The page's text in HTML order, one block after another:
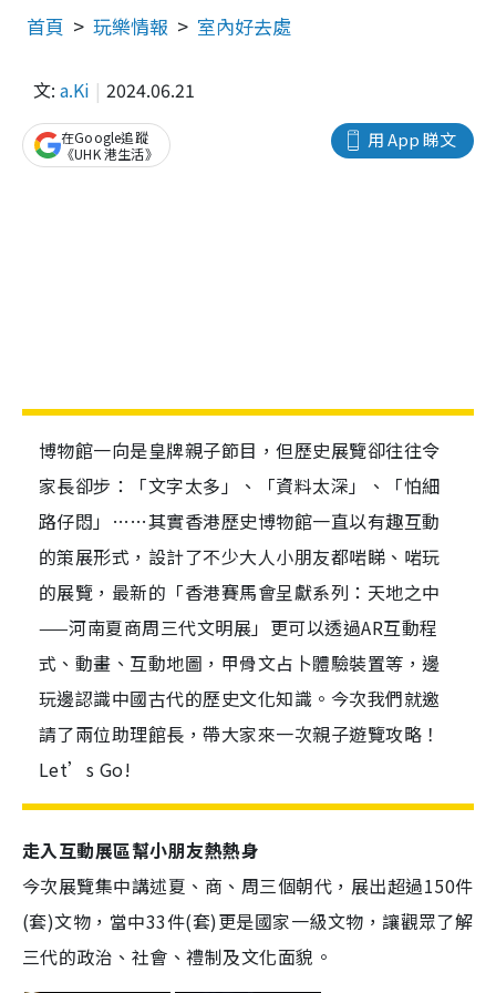
首頁 玩樂情報 室內好去處
文: a.Ki 2024.06.21
用 App 睇文
在Google追蹤
《UHK 港生活》
博物館一向是皇牌親子節目，但歷史展覽卻往往令
家長卻步：「文字太多」、「資料太深」、「怕細
路仔悶」……其實香港歷史博物館一直以有趣互動
的策展形式，設計了不少大人小朋友都啱睇、啱玩
的展覽，最新的「香港賽馬會呈獻系列：天地之中
——河南夏商周三代文明展」更可以透過AR互動程
式、動畫、互動地圖，甲骨文占卜體驗裝置等，邊
玩邊認識中國古代的歷史文化知識。今次我們就邀
請了兩位助理館長，帶大家來一次親子遊覽攻略！
Let’s Go!
走入互動展區幫小朋友熱熱身
今次展覽集中講述夏、商、周三個朝代，展出超過150件
(套)文物，當中33件(套)更是國家一級文物，讓觀眾了解
三代的政治、社會、禮制及文化面貌。